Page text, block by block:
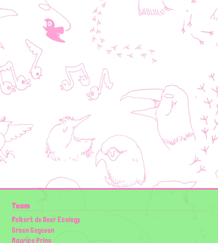
Team
Folkert de Boer Ecology
Groen Gegeven
Maurice Prins